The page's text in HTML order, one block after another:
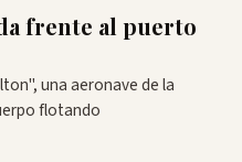
frente al puerto
una aeronave de la
flotando